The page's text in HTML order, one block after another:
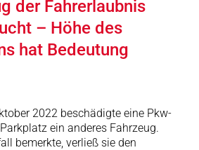
der Fahrerlaubnis
– Höhe des
hat Bedeutung
2022 beschädigte eine Pkw-
ein anderes Fahrzeug.
bemerkte, verließ sie den